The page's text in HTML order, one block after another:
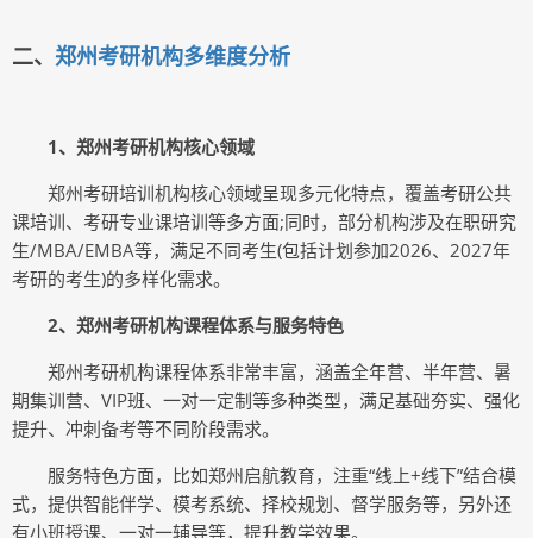
二、 郑州考研机构多维度分析
1、郑州考研机构核心领域
郑州考研培训机构核心领域呈现多元化特点，覆盖考研公共
课培训、考研专业课培训等多方面;同时，部分机构涉及在职研究
生/MBA/EMBA等，满足不同考生(包括计划参加2026、2027年
考研的考生)的多样化需求。
2、郑州考研机构课程体系与服务特色
郑州考研机构课程体系非常丰富，涵盖全年营、半年营、暑
期集训营、VIP班、一对一定制等多种类型，满足基础夯实、强化
提升、冲刺备考等不同阶段需求。
服务特色方面，比如郑州启航教育，注重“线上+线下”结合模
式，提供智能伴学、模考系统、择校规划、督学服务等，另外还
有小班授课、一对一辅导等，提升教学效果。